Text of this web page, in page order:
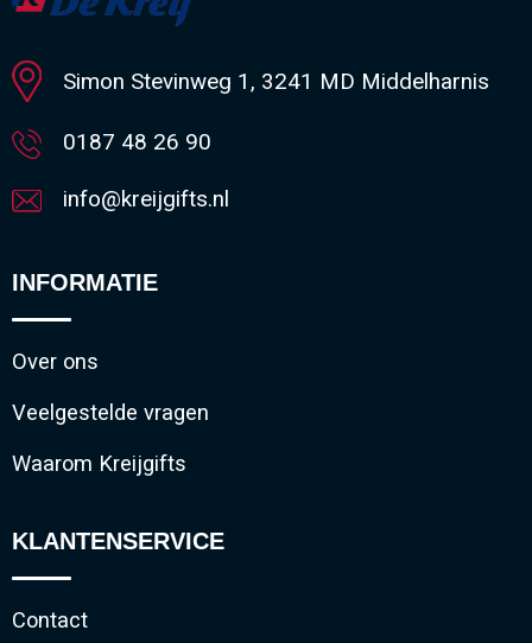
Minimale afname: 1
Simon Stevinweg 1, 3241 MD Middelharnis
0187 48 26 90
info@kreijgifts.nl
INFORMATIE
Over ons
Veelgestelde vragen
Waarom Kreijgifts
KLANTENSERVICE
Contact